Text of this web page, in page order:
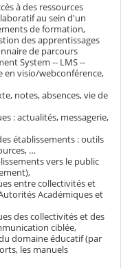
à des ressources
au sein d'un
de formation,
des apprentissages
de parcours
System -- LMS --
en visio/webconférence,
notes, absences, vie de
: actualités, messagerie,
établissements : outils
…
vers le public
entre collectivités et
Académiques et
des collectivités et des
ciblée,
domaine éducatif (par
les manuels